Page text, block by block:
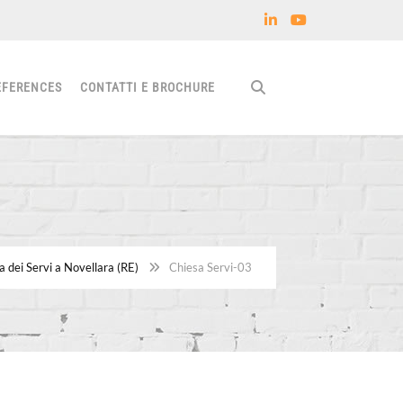
CONTATTI E BROCHURE
Servi a Novellara (RE) Chiesa Servi-03